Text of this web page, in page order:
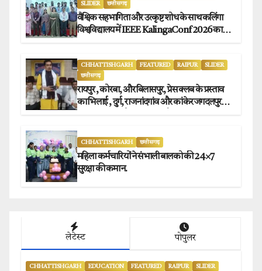
SLIDER
छत्तीसगढ़
वैश्विक सहभागिता और उत्कृष्ट शोध के साथ कलिंगा
विश्वविद्यालय में IEEE KalingaConf 2026 का
CHHATTISHGARH FEATURED RAIPUR
SLIDER
छत्तीसगढ़
रायपुर , कोरबा, और बिलासपुर, प्रेस क्लब के प्रस्ताव
का भिलाई , दुर्ग, राजनांदगांव और कांकेर जगदलपुर
CHHATTISHGARH छत्तीसगढ़
महिला कर्मचारियों ने संभाली बालको की 24×7
सुरक्षा की कमान.
लेटेस्ट पोपुलर
CHHATTISHGARH EDUCATION FEATURED RAIPUR
SLIDER